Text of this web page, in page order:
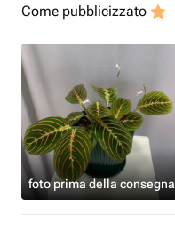
Come pubblicizzato
foto prima della consegna